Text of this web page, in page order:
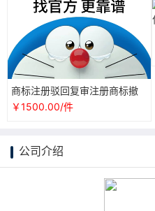
商标注册驳回复审注册商标撤
三申请异议无效宣告申请答辩
￥1500.00/件
公司介绍